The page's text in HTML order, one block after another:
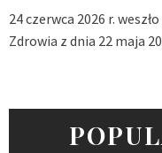
24 czerwca 2026 r.
Zdrowia z dnia 22 maja